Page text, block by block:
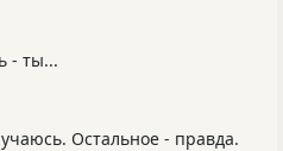
- ты...
Остальное - правда.